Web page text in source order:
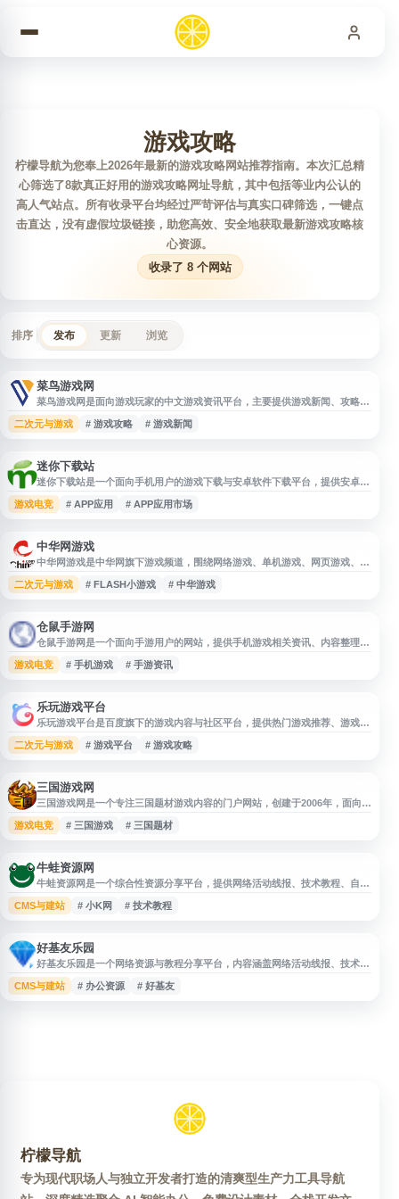
游戏攻略
柠檬导航为您奉上2026年最新的游戏攻略网站推荐指南。本次汇总精
心筛选了8款真正好用的游戏攻略网址导航，其中包括等业内公认的
高人气站点。所有收录平台均经过严苛评估与真实口碑筛选，一键点
击直达，没有虚假垃圾链接，助您高效、安全地获取最新游戏攻略核
心资源。
收录了 8 个网站
排序 发布 更新 浏览
菜鸟游戏网
菜鸟游戏网是面向游戏玩家的中文游戏资讯平台，主要提供游戏新闻、攻略教
程、玩法技巧及相关内容，帮助用户了解热门游戏动态并查找实用参考信息。
二次元与游戏
# 游戏攻略 # 游戏新闻
迷你下载站
迷你下载站是一个面向手机用户的游戏下载与安卓软件下载平台，提供安卓游
戏、手机APP应用、实用软件等资源下载信息，并持续更新热门游戏软件内
容。网站同时整理相关攻略教程，方便用户查找手机游戏下载、APP应用市场
游戏电竞 # APP应用 # APP应用市场
中华网游戏
中华网游戏是中华网旗下游戏频道，围绕网络游戏、单机游戏、网页游戏、手
机游戏及小游戏等内容提供资讯、攻略、下载与游戏资料查询服务。频道包含
军事游戏数据库、游戏大全和玩家互动相关内容，方便用户搜索感兴趣的游
二次元与游戏 # FLASH小游戏 # 中华游戏
仓鼠手游网
仓鼠手游网是一个面向手游用户的网站，提供手机游戏相关资讯、内容整理与
资源导航服务。网站围绕热门手游、游戏动态、玩法参考等方向进行信息展
示，方便用户快速了解手游内容并查找相关信息，适合关注手机游戏资讯与游
游戏电竞 # 手机游戏 # 手游资讯
乐玩游戏平台
乐玩游戏平台是百度旗下的游戏内容与社区平台，提供热门游戏推荐、游戏基
础信息、最新动态、评论评测、攻略资讯等内容。用户可通过平台查找游戏、
了解玩法攻略与行业资讯，并参与玩家交流互动，适合关注手游、网游及游戏
二次元与游戏 # 游戏平台 # 游戏攻略
三国游戏网
三国游戏网是一个专注三国题材游戏内容的门户网站，创建于2006年，面向三
国游戏爱好者提供三国演义类游戏资讯、攻略、秘技及相关下载资源。网站内
容涵盖三国题材游戏大全、手机游戏、安卓游戏、安卓软件和实用App分享，
游戏电竞 # 三国游戏 # 三国题材
牛蛙资源网
牛蛙资源网是一个综合性资源分享平台，提供网络活动线报、技术教程、自学
教程、网站源码、技术导航、绿色软件、办公资源及游戏图文攻略等内容。网
站以免费分享全网精品资源为主，适合关注软件工具、源码学习、技术资料和
CMS与建站 # 小K网 # 技术教程
好基友乐园
好基友乐园是一个网络资源与教程分享平台，内容涵盖网络活动线报、技术教
程、自学教程、网站源码、技术导航、绿色软件、办公资源及游戏图文攻略
等。网站提供多类互联网实用资源信息，适合关注软件工具、学习资料、源码
CMS与建站 # 办公资源 # 好基友
柠檬导航
专为现代职场人与独立开发者打造的清爽型生产力工具导航